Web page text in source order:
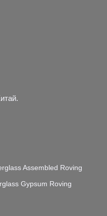
Assembled Roving
Gypsum Roving